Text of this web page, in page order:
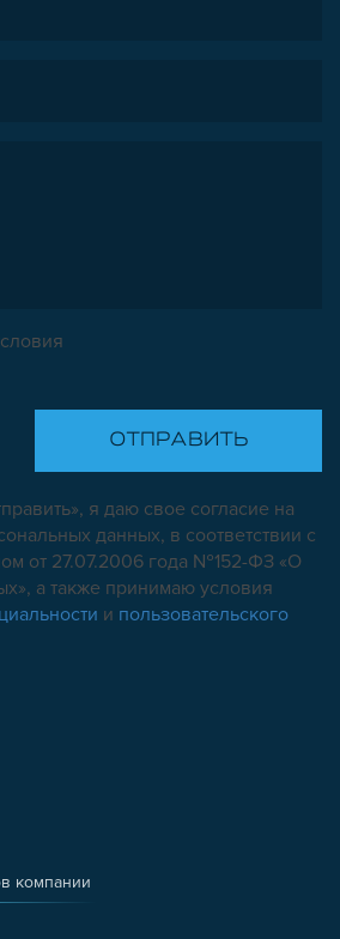
я даю свое согласие на
данных, в соответствии с
от 27.07.2006 года №152-ФЗ «О
а также принимаю условия
и пользовательского
компании